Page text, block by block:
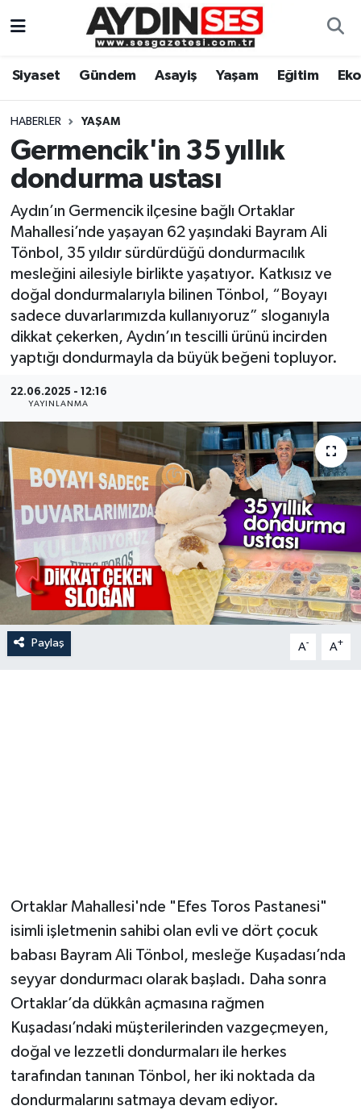
Siyaset Gündem Asayiş Yaşam Eğitim
HABERLER YAŞAM
Germencik'in 35 yıllık
dondurma ustası
Aydın’ın Germencik ilçesine bağlı Ortaklar
Mahallesi’nde yaşayan 62 yaşındaki Bayram Ali
Tönbol, 35 yıldır sürdürdüğü dondurmacılık
mesleğini ailesiyle birlikte yaşatıyor. Katkısız ve
doğal dondurmalarıyla bilinen Tönbol, “Boyayı
sadece duvarlarımızda kullanıyoruz” sloganıyla
dikkat çekerken, Aydın’ın tescilli ürünü incirden
yaptığı dondurmayla da büyük beğeni topluyor.
22.06.2025 - 12:16
YAYINLANMA
Paylaş A- A+
Ortaklar Mahallesi'nde "Efes Toros Pastanesi"
isimli işletmenin sahibi olan evli ve dört çocuk
babası Bayram Ali Tönbol, mesleğe Kuşadası’nda
seyyar dondurmacı olarak başladı. Daha sonra
Ortaklar’da dükkân açmasına rağmen
Kuşadası’ndaki müşterilerinden vazgeçmeyen,
doğal ve lezzetli dondurmaları ile herkes
tarafından tanınan Tönbol, her iki noktada da
dondurmalarını satmaya devam ediyor.
Gündem
Siyaset
Ekonomi
Yaşam
Eğitim
Kültür Sanat
Spor
Aydın Hava Durumu
Aydin Namaz Vakitleri
Aydın Trafik Yoğunluk Haritası
Süper Lig Puan Durumu ve Fikstür
Tüm Manşetler
Son Dakika Haberleri
Haber Arşivi